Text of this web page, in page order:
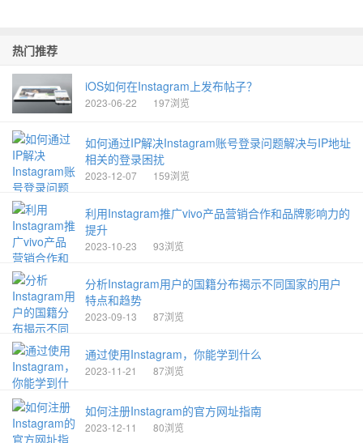
热门推荐
iOS如何在Instagram上发布帖子？
2023-06-22 197浏览
如何通过IP解决Instagram账号登录问题解决与IP地址
相关的登录困扰
2023-12-07 159浏览
利用Instagram推广vivo产品营销合作和品牌影响力的
提升
2023-10-23 93浏览
分析Instagram用户的国籍分布揭示不同国家的用户
特点和趋势
2023-09-13 87浏览
通过使用Instagram，你能学到什么
2023-11-21 87浏览
如何注册Instagram的官方网址指南
2023-12-11 80浏览